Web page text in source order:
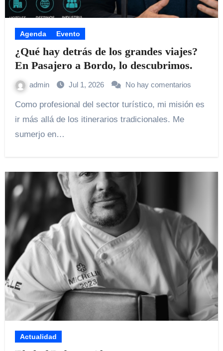
Agenda Evento
¿Qué hay detrás de los grandes viajes?
En Pasajero a Bordo, lo descubrimos.
admin Jul 1, 2026 No hay comentarios
Como profesional del sector turístico, mi misión es
ir más allá de los itinerarios tradicionales. Me
sumerjo en…
Actualidad